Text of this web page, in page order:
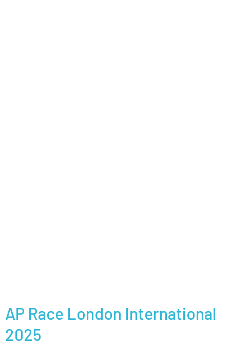
AP Race London International
2025